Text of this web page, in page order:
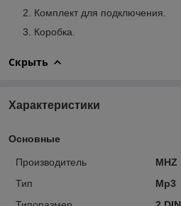
Комплект для подключения.
Коробка.
Скрыть
Характеристики
Основные
Производитель
MHZ
Тип
Mp3